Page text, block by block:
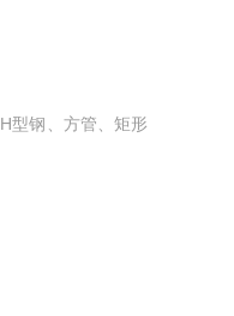
型钢、方管、矩形